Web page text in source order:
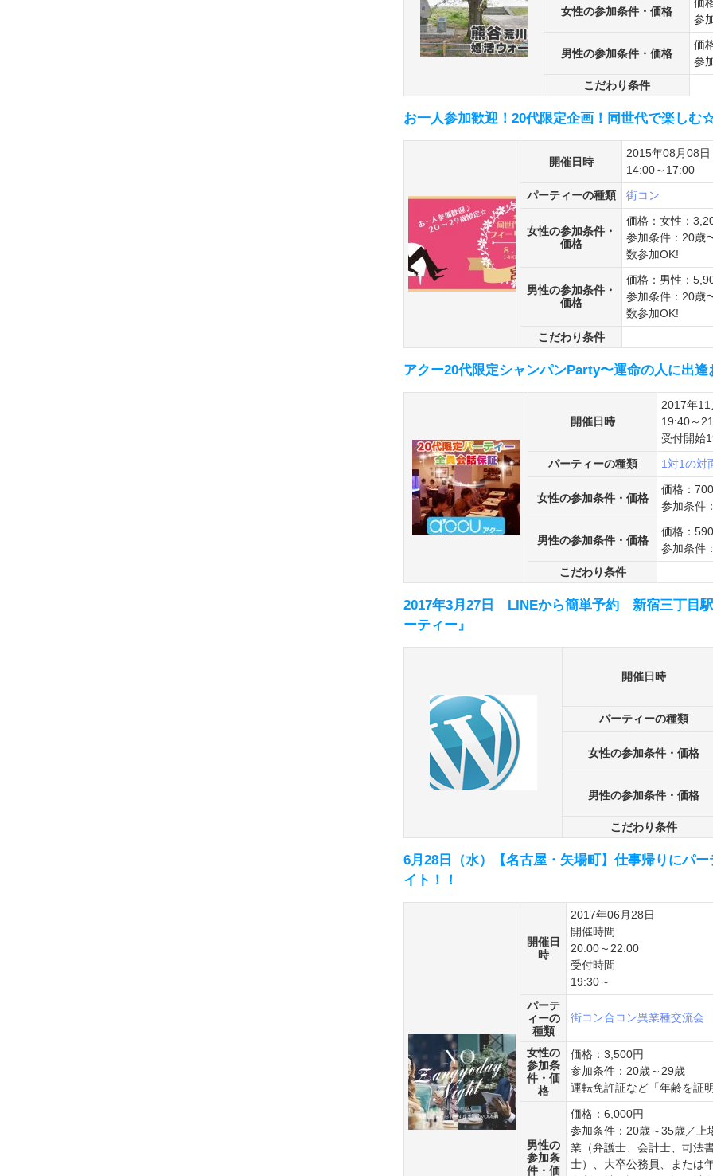
女性の参加条件・価格
参
男性の参加条件・価格
価
参
こだわり条件
お一人参加歓迎！20代限定企画！同世代で楽しむ
開催日時
2015年08月08日
14:00～17:00
パーティーの種類
街コン
女性の参加条件・
価格
価格：女性：
参加条件：20
数参加OK!
男性の参加条件・
価格
価格：男性：
参加条件：20
数参加OK!
こだわり条件
アクー20代限定シャンパンParty〜運命の人に出逢
開催日時
2017年11
19:40～
受付開始
パーティーの種類
1対1の対
女性の参加条件・価格
価格：
参加条件
男性の参加条件・価格
価格：
参加条件
こだわり条件
2017年3月27日 LINEから簡単予約 新宿三丁目
ーティー』
開催日時
パーティーの種類
女性の参加条件・価格
男性の参加条件・価格
こだわり条件
6月28日（水）【名古屋・矢場町】仕事帰りにパ
イト！！
開催日
時
2017年06月28日
開催時間
20:00～22:00
受付時間
19:30～
パーテ
ィーの
種類
街コン合コン異業種交流会
女性の
参加条
件・価
格
価格：3,500円
参加条件：20歳～29歳
運転免許証など「年齢を証
男性の
参加条
件・価
価格：6,000円
参加条件：20歳～35歳／上
業（弁護士、会計士、司法
士）、大卒公務員、または